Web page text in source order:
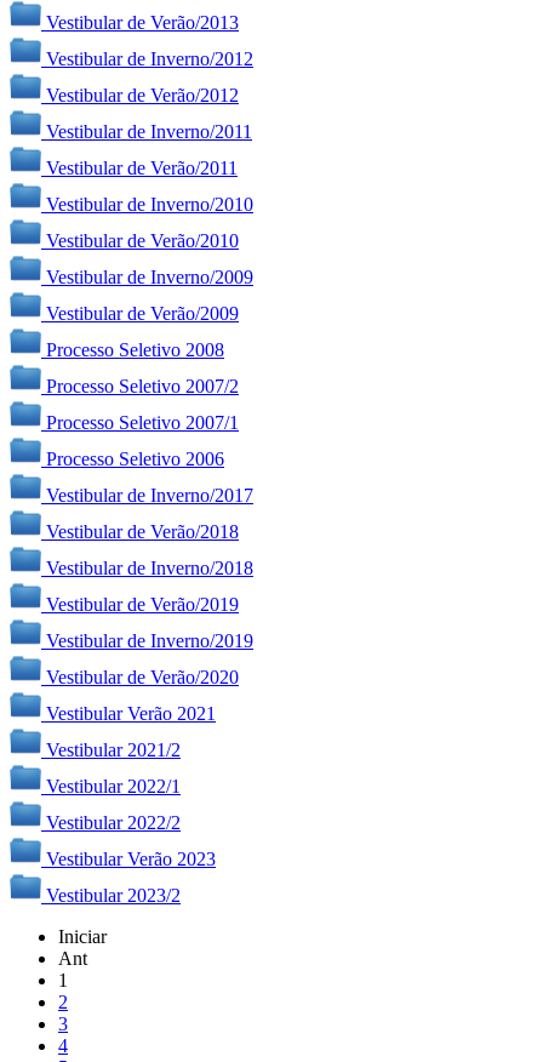
Vestibular de Verão/2013
Vestibular de Inverno/2012
Vestibular de Verão/2012
Vestibular de Inverno/2011
Vestibular de Verão/2011
Vestibular de Inverno/2010
Vestibular de Verão/2010
Vestibular de Inverno/2009
Vestibular de Verão/2009
Processo Seletivo 2008
Processo Seletivo 2007/2
Processo Seletivo 2007/1
Processo Seletivo 2006
Vestibular de Inverno/2017
Vestibular de Verão/2018
Vestibular de Inverno/2018
Vestibular de Verão/2019
Vestibular de Inverno/2019
Vestibular de Verão/2020
Vestibular Verão 2021
Vestibular 2021/2
Vestibular 2022/1
Vestibular 2022/2
Vestibular Verão 2023
Vestibular 2023/2
Iniciar
Ant
1
2
3
4